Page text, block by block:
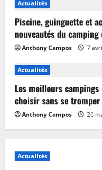
Actualités
Piscine, guinguette et
nouveautés du
Anthony Campos 7
Actualités
Les meilleurs
choisir sans se tromper
Anthony Campos 26
Actualités